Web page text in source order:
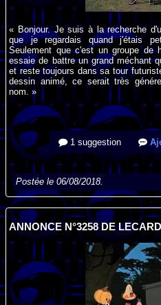
« Bonjour. Je suis à la recherche
que je regardais quand j'étais
Seulement que c'est un groupe de
essaie de battre un grand méchant
et reste toujours dans sa tour
dessin animé, ce serait très
nom. »
1 suggestion
Postée le 06/08/2018.
ANNONCE N°3258 DE